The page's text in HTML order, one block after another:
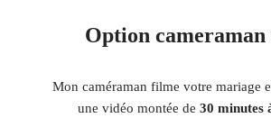
Option cameraman
Mon caméraman filme votre mariage
une vidéo montée de 30 minutes